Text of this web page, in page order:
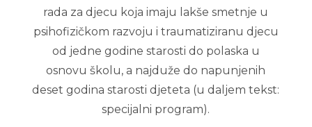
rada za djecu koja imaju lakše smetnje u
psihofizičkom razvoju i traumatiziranu djecu
od jedne godine starosti do polaska u
osnovu školu, a najduže do napunjenih
deset godina starosti djeteta (u daljem tekst:
specijalni program).